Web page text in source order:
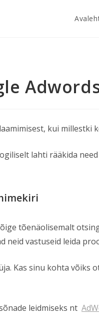
kui
lahti rääkida
tõenäolisemalt
neid vastuseid leida
Kas sinu kohta võiks
leidmiseks nt